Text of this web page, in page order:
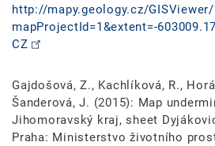
http://mapy.geology.cz/GISViewer/
mapProjectId=1&extent=-
CZ
Gajdošová, Z., Kachlíková, R.,
Šanderová, J. (2015): Map
Jihomoravský kraj, sheet
Praha: Ministerstvo životního